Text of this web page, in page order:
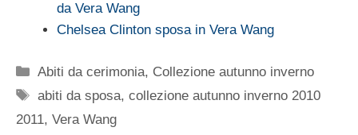
da Vera Wang
Chelsea Clinton sposa in Vera Wang
Categorie
Abiti da cerimonia, Collezione autunno inverno
Tag
abiti da sposa,collezione autunno inverno 2010
2011, Vera Wang